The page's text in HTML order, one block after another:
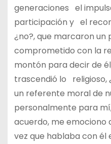
generaciones el
participación y el
¿no?, que marcaron un
comprometido con la
montón para decir de
trascendió lo religioso,
un referente moral de
personalmente para
acuerdo, me emociono
vez que hablaba con él